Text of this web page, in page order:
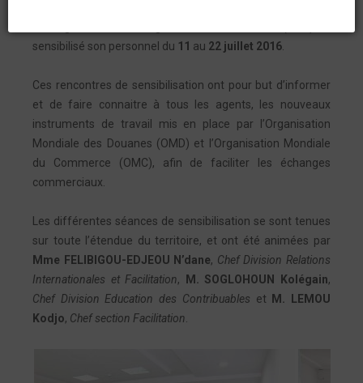
sensibilisé son personnel du 11 au 22 juillet 2016.
Ces rencontres de sensibilisation ont pour but d’informer
et de faire connaitre à tous les agents, les nouveaux
instruments de travail mis en place par l’Organisation
Mondiale des Douanes (OMD) et l’Organisation Mondiale
du Commerce (OMC), afin de faciliter les échanges
commerciaux.
Les différentes séances de sensibilisation se sont tenues
sur toute l’étendue du territoire, et ont été animées par
Mme FELIBIGOU-EDJEOU N’dane, Chef Division Relations
Internationales et Facilitation, M. SOGLOHOUN Kolégain,
Chef Division Education des Contribuables et
M. LEMOU
Kodjo, Chef section Facilitation.